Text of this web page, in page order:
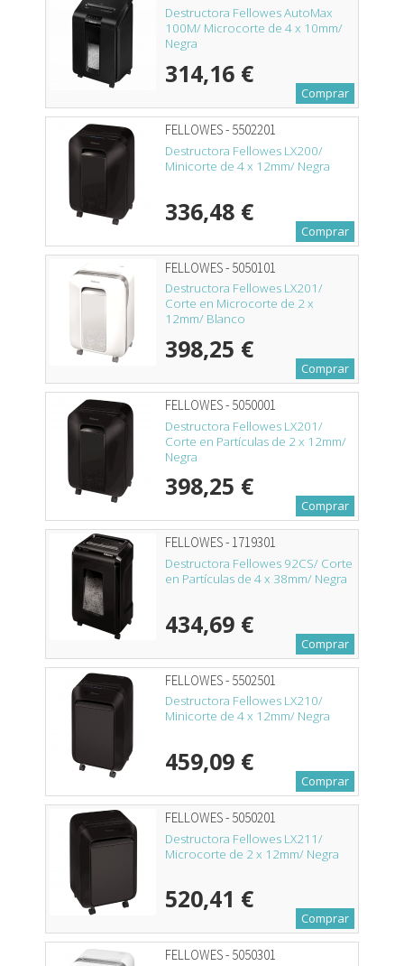
Destructora Fellowes AutoMax
100M/ Microcorte de 4 x 10mm/
Negra
314,16 €
Comprar
FELLOWES - 5502201
Destructora Fellowes LX200/
Minicorte de 4 x 12mm/ Negra
336,48 €
Comprar
FELLOWES - 5050101
Destructora Fellowes LX201/
Corte en Microcorte de 2 x
12mm/ Blanco
398,25 €
Comprar
FELLOWES - 5050001
Destructora Fellowes LX201/
Corte en Partículas de 2 x 12mm/
Negra
398,25 €
Comprar
FELLOWES - 1719301
Destructora Fellowes 92CS/ Corte
en Partículas de 4 x 38mm/ Negra
434,69 €
Comprar
FELLOWES - 5502501
Destructora Fellowes LX210/
Minicorte de 4 x 12mm/ Negra
459,09 €
Comprar
FELLOWES - 5050201
Destructora Fellowes LX211/
Microcorte de 2 x 12mm/ Negra
520,41 €
Comprar
FELLOWES - 5050301